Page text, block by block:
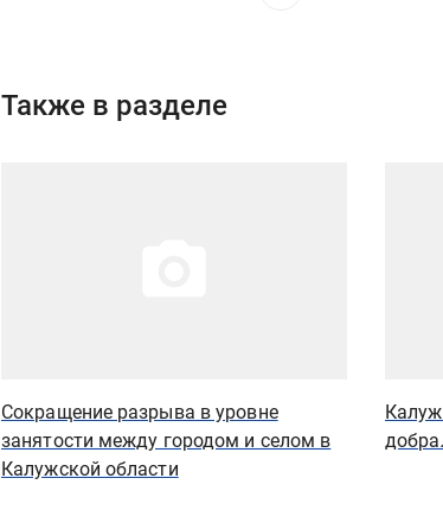
Также в разделе
Сокращение разрыва в уровне
занятости между городом и селом в
Калужской области